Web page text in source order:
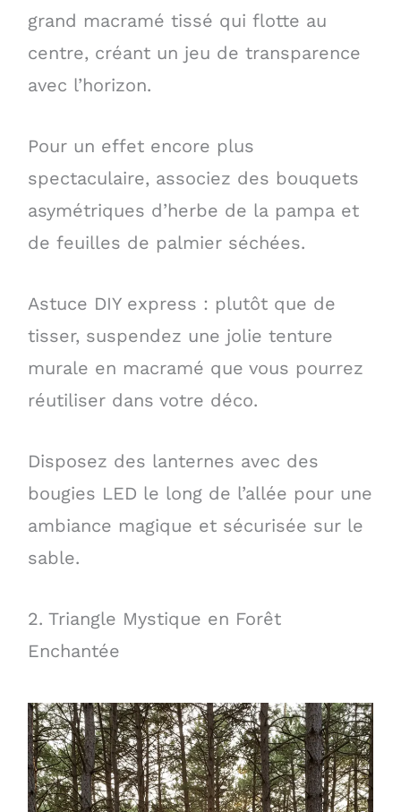
grand macramé tissé qui flotte au
centre, créant un jeu de transparence
avec l’horizon.
Pour un effet encore plus
spectaculaire, associez des bouquets
asymétriques d’herbe de la pampa et
de feuilles de palmier séchées.
Astuce DIY express : plutôt que de
tisser, suspendez une jolie tenture
murale en macramé que vous pourrez
réutiliser dans votre déco.
Disposez des lanternes avec des
bougies LED le long de l’allée pour une
ambiance magique et sécurisée sur le
sable.
2. Triangle Mystique en Forêt
Enchantée